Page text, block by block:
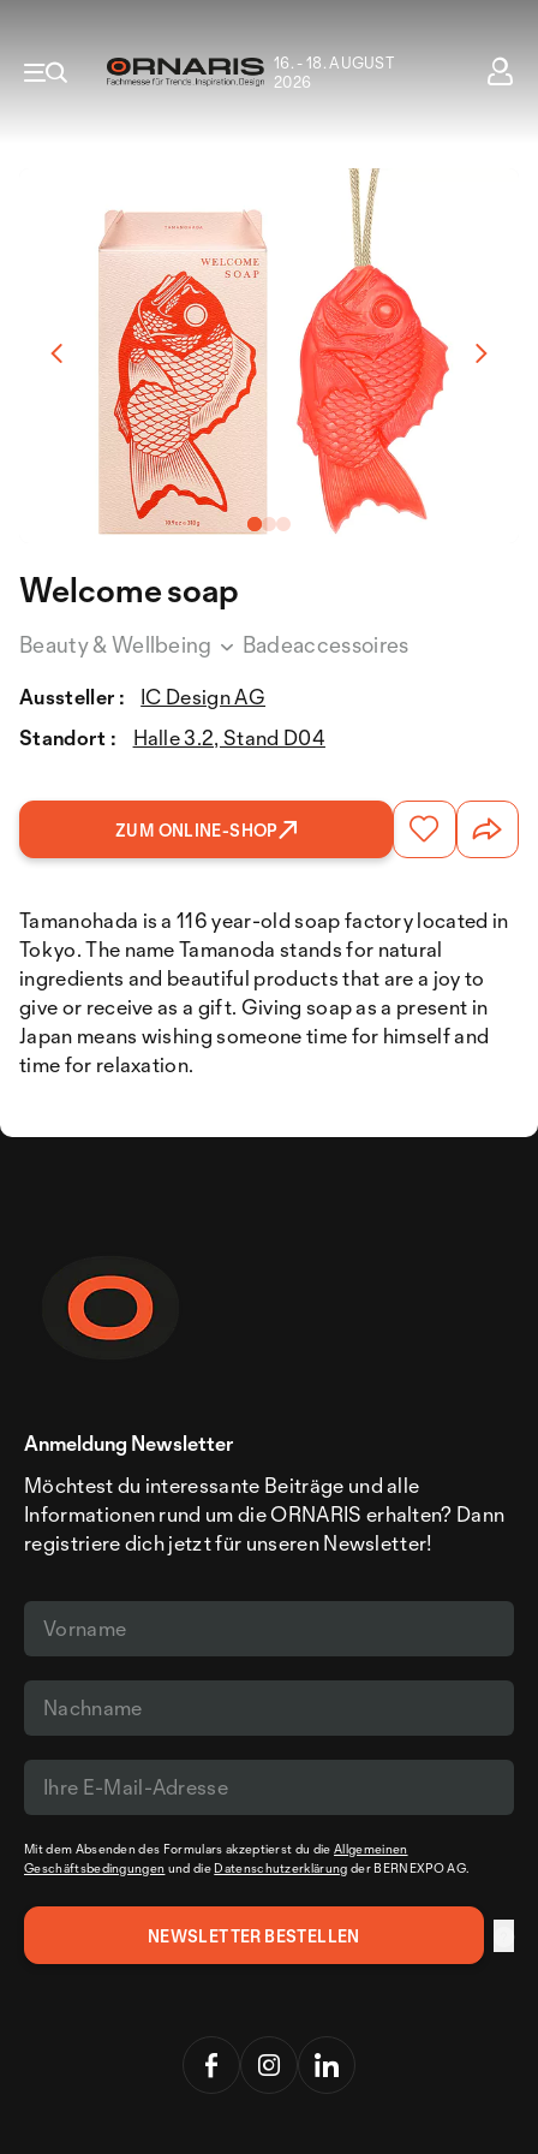
16. - 18. AUGUST
2026
Welcome soap
Beauty & Wellbeing Badeaccessoires
Aussteller :
IC Design AG
Standort :
Halle 3.2, Stand D04
ZUM ONLINE-SHOP
Tamanohada is a 116 year-old soap factory located in
Tokyo. The name Tamanoda stands for natural
ingredients and beautiful products that are a joy to
give or receive as a gift. Giving soap as a present in
Japan means wishing someone time for himself and
time for relaxation.
Anmeldung Newsletter
Möchtest du interessante Beiträge und alle
Informationen rund um die ORNARIS erhalten? Dann
registriere dich jetzt für unseren Newsletter!
Mit dem Absenden des Formulars akzeptierst du dieAllgemeinen
Geschäftsbedingungen und die Datenschutzerklärung der BERNEXPO AG.